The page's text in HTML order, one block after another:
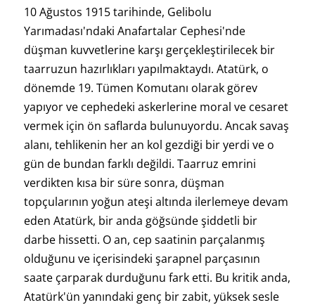
10 Ağustos 1915 tarihinde, Gelibolu
Yarımadası'ndaki Anafartalar Cephesi'nde
düşman kuvvetlerine karşı gerçekleştirilecek bir
taarruzun hazırlıkları yapılmaktaydı. Atatürk, o
dönemde 19. Tümen Komutanı olarak görev
yapıyor ve cephedeki askerlerine moral ve cesaret
vermek için ön saflarda bulunuyordu. Ancak savaş
alanı, tehlikenin her an kol gezdiği bir yerdi ve o
gün de bundan farklı değildi. Taarruz emrini
verdikten kısa bir süre sonra, düşman
topçularının yoğun ateşi altında ilerlemeye devam
eden Atatürk, bir anda göğsünde şiddetli bir
darbe hissetti. O an, cep saatinin parçalanmış
olduğunu ve içerisindeki şarapnel parçasının
saate çarparak durduğunu fark etti. Bu kritik anda,
Atatürk'ün yanındaki genç bir zabit, yüksek sesle